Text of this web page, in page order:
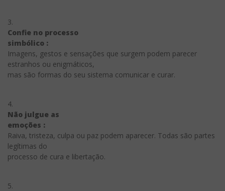
3.
Confie no processo
simbólico :
Imagens, gestos e sensações que surgem podem parecer
estranhos ou enigmáticos,
mas são formas do seu sistema comunicar e curar.
4.
Não julgue as
emoções :
Raiva, tristeza, culpa ou paz podem aparecer. Todas são partes
legítimas do
processo de cura e libertação.
5.